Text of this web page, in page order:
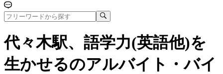
代々木駅、語学力(英語他)を
生かせるのアルバイト・バイ